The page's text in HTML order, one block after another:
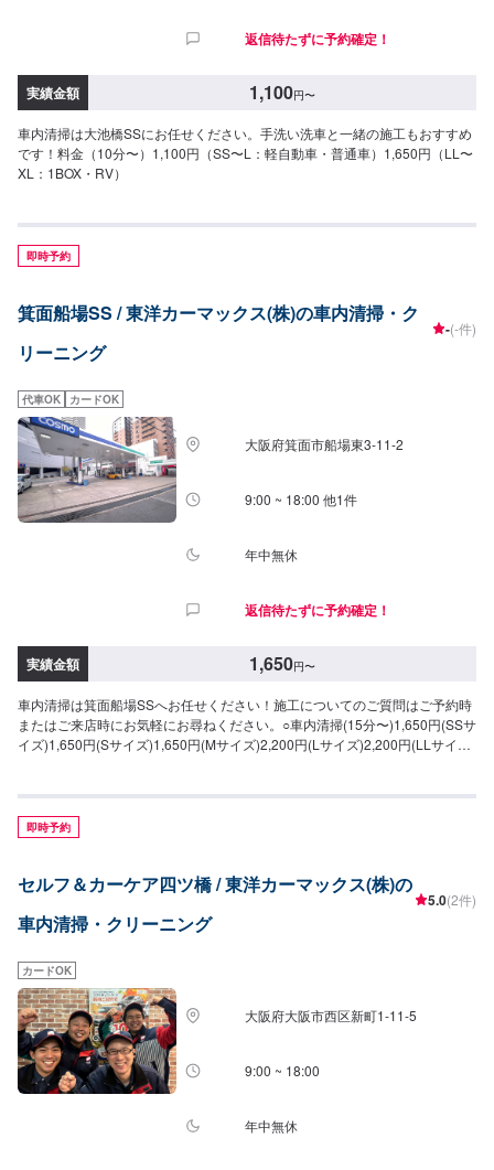
返信待たずに予約確定！
実績金額 1,100円〜
車内清掃は大池橋SSにお任せください。手洗い洗車と一緒の施工もおすすめ
です！料金（10分〜）1,100円（SS〜L：軽自動車・普通車）1,650円（LL〜
XL：1BOX・RV）
即時予約
箕面船場SS / 東洋カーマックス(株)の車内清掃・ク
リーニング
-(-件)
代車OK カードOK
大阪府箕面市船場東3-11-2
9:00 ~ 18:00 他1件
年中無休
返信待たずに予約確定！
実績金額 1,650円〜
車内清掃は箕面船場SSへお任せください！施工についてのご質問はご予約時
またはご来店時にお気軽にお尋ねください。○車内清掃(15分〜)1,650円(SSサ
イズ)1,650円(Sサイズ)1,650円(Mサイズ)2,200円(Lサイズ)2,200円(LLサイ
円(LLサイズ)
即時予約
セルフ＆カーケア四ツ橋 / 東洋カーマックス(株)の
車内清掃・クリーニング
5.0(2件)
カードOK
大阪府大阪市西区新町1-11-5
9:00 ~ 18:00
年中無休